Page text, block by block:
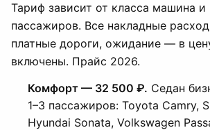
Тариф зависит от класса машина и
пассажиров. Все накладные
платные дороги, ожидание — в
включены. Прайс 2026.
Комфорт — 32 500 ₽. Седан
1–3 пассажиров: Toyota Camry,
Hyundai Sonata, Volkswagen